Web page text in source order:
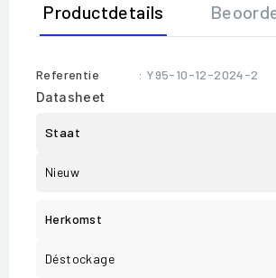
Productdetails
Referentie
: Y95-10-12-2024-2
Datasheet
Staat
Nieuw
Herkomst
Déstockage